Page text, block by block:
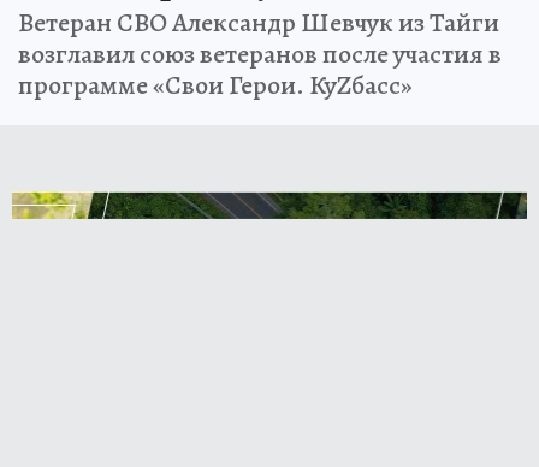
Ветеран СВО Александр Шевчук из Тайги
возглавил союз ветеранов после участия в
программе «Свои Герои. КуZбасс»